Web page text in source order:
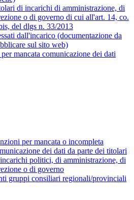
di incarichi di amministrazione, di
o di governo di cui all'art. 14, co.
del dlgs n. 33/2013
dall'incarico (documentazione da
sul sito web)
mancata comunicazione dei dati
per mancata o incompleta
dei dati da parte dei titolari
politici, di amministrazione, di
o di governo
gruppi consiliari regionali/provinciali